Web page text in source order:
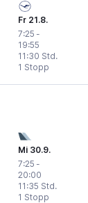
Fr 21.8.
7:25 -
19:55
1 Stopp
11:30 Std.
Mi 30.9.
7:25 -
20:00
1 Stopp
11:35 Std.